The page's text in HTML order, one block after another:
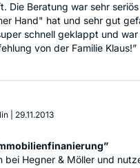
Die Beratung war sehr
Hand" hat und sehr gut
schnell geklappt und
von der Familie Klaus!”
29.11.2013
bei Hegner & Möller und